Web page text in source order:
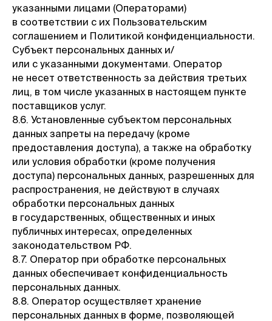
указанными лицами (Операторами)
в соответствии с их Пользовательским
соглашением и Политикой конфиденциальности.
Субъект персональных данных и/
или с указанными документами. Оператор
не несет ответственность за действия третьих
лиц, в том числе указанных в настоящем пункте
поставщиков услуг.
8.6. Установленные субъектом персональных
данных запреты на передачу (кроме
предоставления доступа), а также на обработку
или условия обработки (кроме получения
доступа) персональных данных, разрешенных для
распространения, не действуют в случаях
обработки персональных данных
в государственных, общественных и иных
публичных интересах, определенных
законодательством РФ.
8.7. Оператор при обработке персональных
данных обеспечивает конфиденциальность
персональных данных.
8.8. Оператор осуществляет хранение
персональных данных в форме, позволяющей